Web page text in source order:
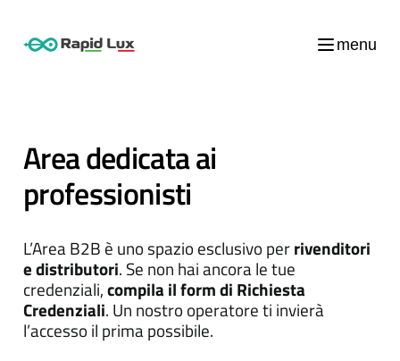
menu
Area dedicata ai
professionisti
L’Area B2B è uno spazio esclusivo perrivenditori
e distributori. Se non hai ancora le tue
credenziali,compila il form di Richiesta
Credenziali. Un nostro operatore ti invierà
l’accesso il prima possibile.